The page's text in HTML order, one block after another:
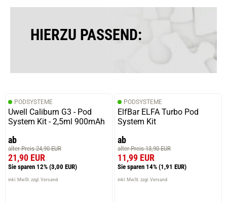
verifizierter Onlinekauf.
Christian B.
Einer meiner Lieblinge
03.04.2026 — via
Trustedshops.de
Christian B.
verifizierter Onlinekauf.
HIERZU PASSEND:
PODSYSTEME
Uwell Caliburn G3 - Pod
System Kit - 2,5ml 900mAh
ab
alter Preis 24,90 EUR
21,90 EUR
Sie sparen 12% (3,00 EUR)
inkl. MwSt. zzgl. Versand
PODSYSTEME
ElfBar ELFA Turbo Pod
System Kit
ab
alter Preis 13,90 EUR
11,99 EUR
Sie sparen 14% (1,91 EUR)
inkl. MwSt. zzgl. Versand